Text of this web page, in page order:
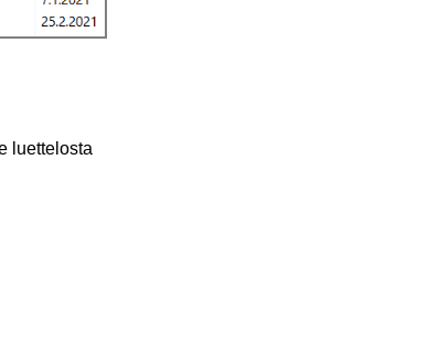
luettelosta